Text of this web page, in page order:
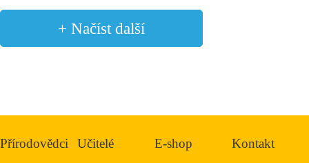
+ Načíst další
Přírodovědci Učitelé E-shop Kontakt